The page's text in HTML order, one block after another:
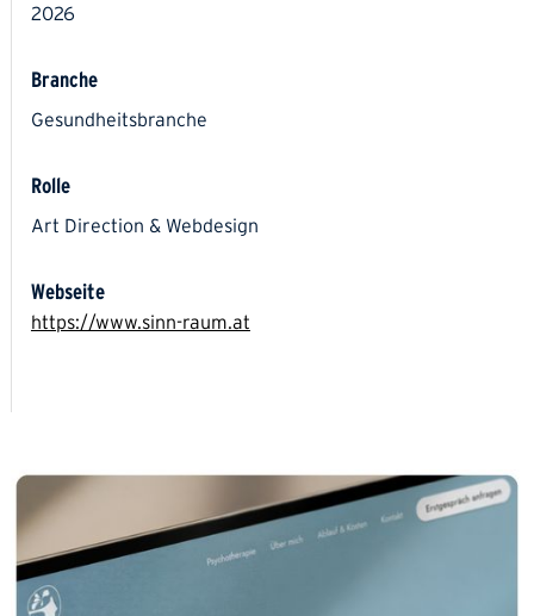
2026
Branche
Gesundheitsbranche
Rolle
Art Direction & Webdesign
Webseite
https://www.sinn-raum.at